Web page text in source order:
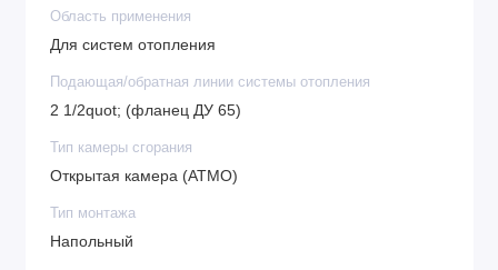
Область применения
Для систем отопления
Подающая/обратная линии системы отопления
2 1/2quot; (фланец ДУ 65)
Тип камеры сгорания
Открытая камера (ATMO)
Тип монтажа
Напольный